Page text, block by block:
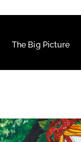
The Big Picture